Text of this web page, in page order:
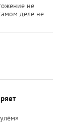
не
деле не